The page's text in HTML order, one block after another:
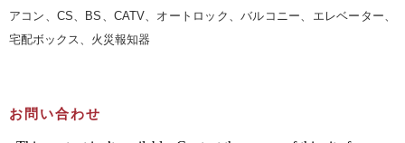
アコン、CS、BS、CATV、オートロック、バルコニー、エレベーター、
宅配ボックス、火災報知器
お問い合わせ